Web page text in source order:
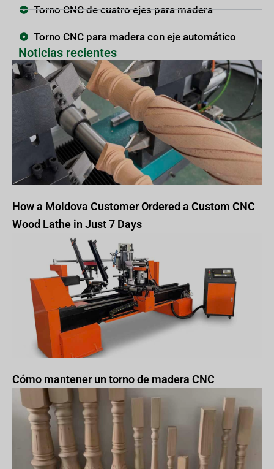
Torno CNC de cuatro ejes para madera
Torno CNC para madera con eje automático
Noticias recientes
How a Moldova Customer Ordered a Custom CNC
Wood Lathe in Just 7 Days
Cómo mantener un torno de madera CNC